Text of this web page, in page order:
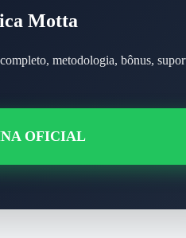
Motta
metodologia, bônus,
OFICIAL